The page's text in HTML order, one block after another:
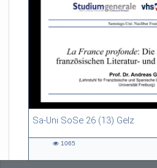
Sa-Uni SoSe 26 (13) Gelz
55:13 duration
1065